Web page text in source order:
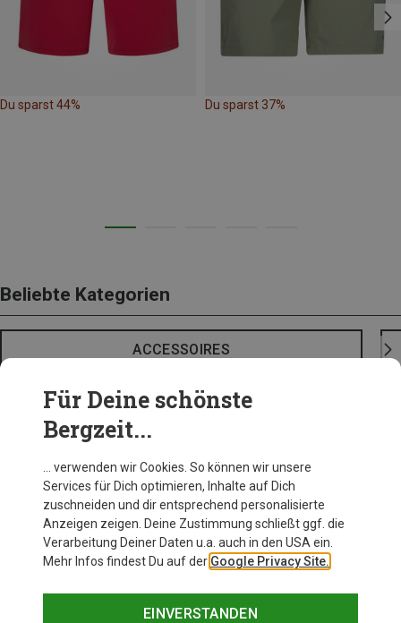
Du sparst 44% Du sparst 37%
Beliebte Kategorien
ACCESSOIRES
Für Deine schönste
Bergzeit...
… verwenden wir Cookies. So können wir unsere
Services für Dich optimieren, Inhalte auf Dich
zuschneiden und dir entsprechend personalisierte
Anzeigen zeigen. Deine Zustimmung schließt ggf. die
Verarbeitung Deiner Daten u.a. auch in den USA ein.
Mehr Infos findest Du auf der Google Privacy Site.
EINVERSTANDEN